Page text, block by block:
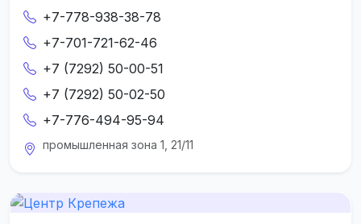
+7-778-938-38-78
+7-701-721-62-46
+7 (7292) 50-00-51
+7 (7292) 50-02-50
+7-776-494-95-94
промышленная зона 1, 21/11